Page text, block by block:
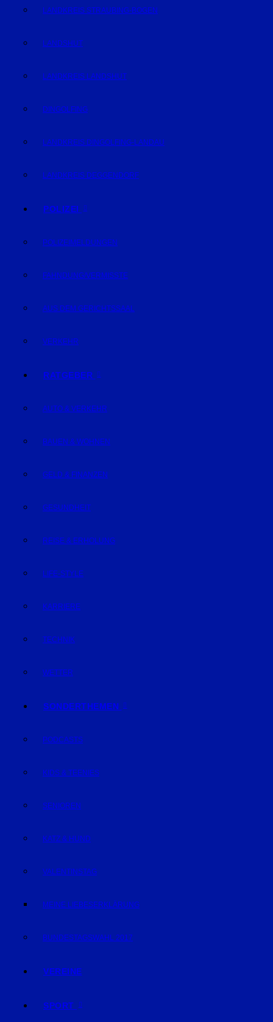
LANDKREIS STRAUBING-BOGEN
LANDSHUT
LANDKREIS LANDSHUT
DINGOLFING
LANDKREIS DINGOLFING-LANDAU
LANDKREIS DEGGENDORF
POLIZEI
POLIZEIMELDUNGEN
FAHNDUNG/VERMISSTE
AUS DEM GERICHTSSAAL
VERKEHR
RATGEBER
AUTO & VERKEHR
BAUEN & WOHNEN
GELD & FINANZEN
GESUNDHEIT
REISE & ERHOLUNG
LIFE-STYLE
KARRIERE
TECHNIK
WETTER
SONDERTHEMEN
PODCASTS
KIDS & TEENIES
SENIOREN
KATZ & HUND
VALENTINSTAG
MEINE LIEBESERKLÄRUNG
BUNDESTAGSWAHL 2017
VEREINE
SPORT